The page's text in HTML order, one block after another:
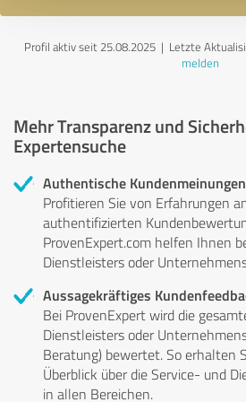
Profil aktiv seit 25.08.2025 | Letzte
melden
Mehr Transparenz und
Expertensuche
Authentische Kundenmeinungen
Profitieren Sie von Erfahrungen
authentifizierten
ProvenExpert.com helfen Ihnen
Dienstleisters oder
Aussagekräftiges
Bei ProvenExpert wird die
Dienstleisters oder
Beratung) bewertet. So erhalten
Überblick über die Service- und
in allen Bereichen.